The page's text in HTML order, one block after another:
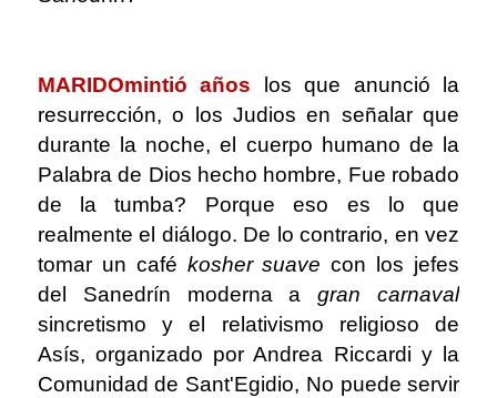
MARIDOmintió años los que anunció la
resurrección, o los Judios en señalar que
durante la noche, el cuerpo humano de la
Palabra de Dios hecho hombre, Fue robado
de la tumba? Porque eso es lo que
realmente el diálogo. De lo contrario, en vez
tomar un café kosher suave con los jefes
del Sanedrín moderna agran carnaval
sincretismo y el relativismo religioso de
Asís, organizado por Andrea Riccardi y la
Comunidad de Sant'Egidio, No puede servir